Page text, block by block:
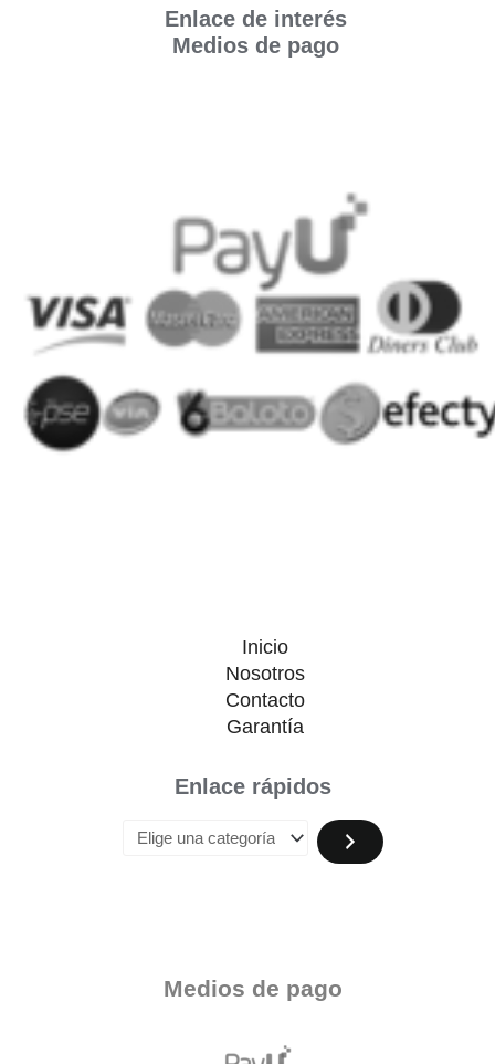
Enlace de interés
Medios de pago
Inicio
Nosotros
Contacto
Garantía
Enlace rápidos
Medios de pago